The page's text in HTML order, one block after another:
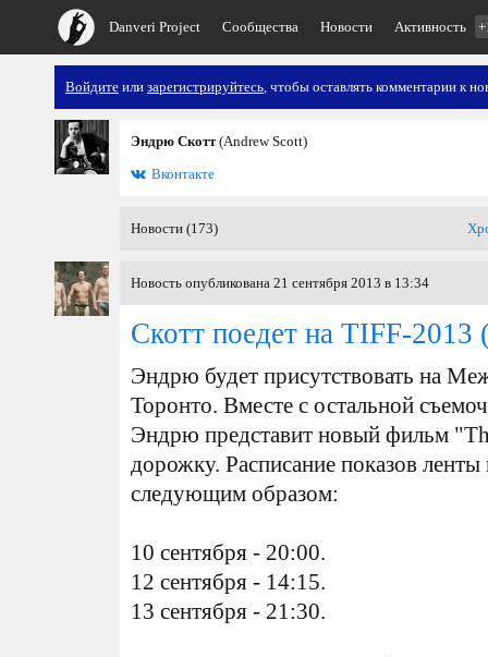
Danveri Project Сообщества Новости Активность
Войдите или зарегистрируйтесь, чтобы оставлять комментарии к
Эндрю Скотт(Andrew Scott)
Вконтакте
Новости (173)
Новость опубликована 21 сентября 2013 в 13:34
Скотт поедет на TIFF-2013
Эндрю будет присутствовать на
Торонто. Вместе с остальной
Эндрю представит новый фильм
дорожку. Расписание показов
следующим образом:
10 сентября - 20:00.
12 сентября - 14:15.
13 сентября - 21:30.